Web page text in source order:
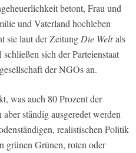
betont, Frau und
und Vaterland hochleben
sie laut der ZeitungDie Weltals
sich der Parteienstaat
der NGOs an.
was auch 80 Prozent der
ständig ausgeredet werden
realistischen Politik
grünen Grünen, roten oder